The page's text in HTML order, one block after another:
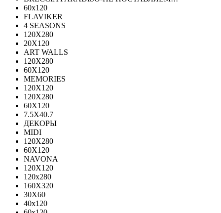
60х120
FLAVIKER
4 SEASONS
120Х280
20X120
ART WALLS
120Х280
60Х120
MEMORIES
120X120
120X280
60Х120
7.5X40.7
ДЕКОРЫ
MIDI
120Х280
60Х120
NAVONA
120X120
120x280
160X320
30X60
40x120